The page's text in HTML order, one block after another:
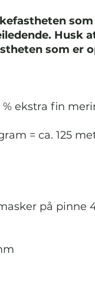
Husk
som er
% ekstra fin
= ca. 125
på pinne